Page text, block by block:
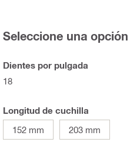
Seleccione una opción
Dientes por pulgada
18
Longitud de cuchilla
152 mm
203 mm